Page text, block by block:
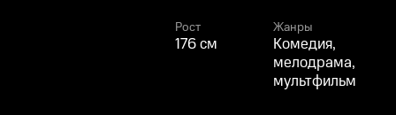
Рост
176 см
Жанры
Комедия,
мелодрама,
мультфильм